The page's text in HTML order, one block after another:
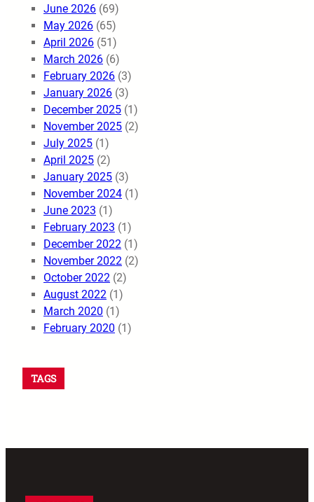
June 2026 (69)
May 2026 (65)
April 2026 (51)
March 2026 (6)
February 2026 (3)
January 2026 (3)
December 2025 (1)
November 2025 (2)
July 2025 (1)
April 2025 (2)
January 2025 (3)
November 2024 (1)
June 2023 (1)
February 2023 (1)
December 2022 (1)
November 2022 (2)
October 2022 (2)
August 2022 (1)
March 2020 (1)
February 2020 (1)
TAGS